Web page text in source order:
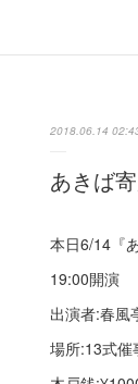
2018.06.14
あきば
本日6/14『
19:00開演
出演者:春風
場所:13式